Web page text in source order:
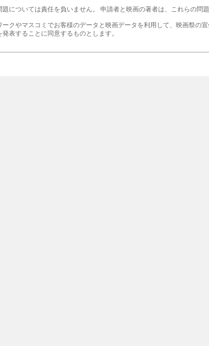
については責任を負いません。 申請者と映画の著者は、これらの問題
クやマスコミでお客様のデータと映画データを利用して、映画祭の
表することに同意するものとします。